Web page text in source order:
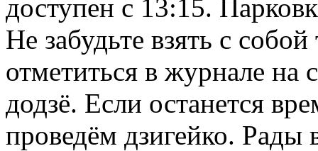
доступен с 13:15.
Не забудьте взять с
отметиться в журнале на
додзё. Если останется
проведём дзигейко. Рады